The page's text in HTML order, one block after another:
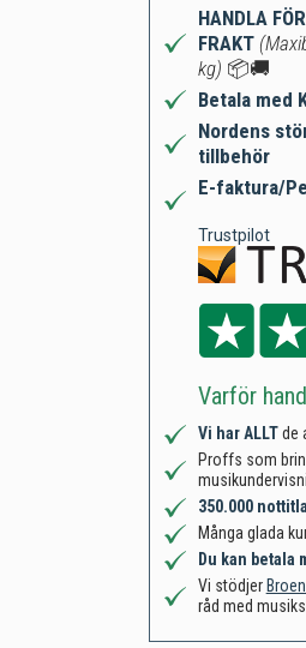
HANDLA
FRAKT
kg) 📦🚚
Betala med
Nordens
tillbehör
E-faktura/
Trustpilot
Varför
Vi har ALLTde
Proffs som
350.000
Många glada
Du kan betala
Vi stödjer
råd med